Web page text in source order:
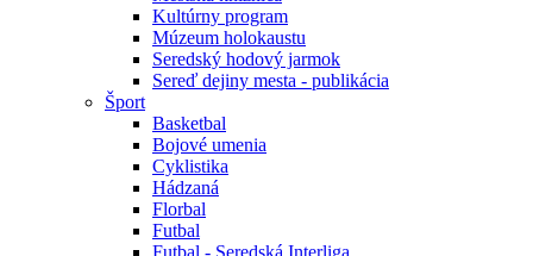
Kultúrny program
Múzeum holokaustu
Seredský hodový jarmok
Sereď dejiny mesta - publikácia
Šport
Basketbal
Bojové umenia
Cyklistika
Hádzaná
Florbal
Futbal
Futbal - Seredská Interliga